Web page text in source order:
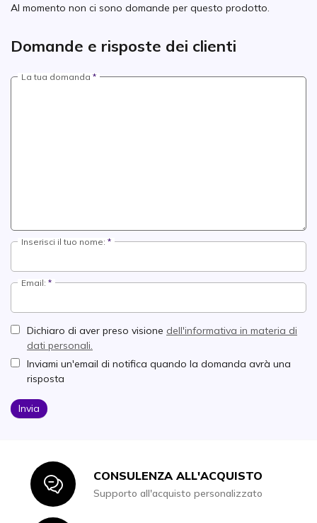
Al momento non ci sono domande per questo prodotto.
Domande e risposte dei clienti
La tua domanda
Inserisci il tuo nome:
Email:
Dichiaro di aver preso visione dell'informativa in materia di
dati personali.
Inviami un'email di notifica quando la domanda avrà una
risposta
Invia
IconCONSULENZA ALL'ACQUISTO
Supporto all'acquisto personalizzato